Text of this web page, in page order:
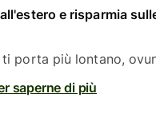
e risparmia
porta più lontano,
saperne di più